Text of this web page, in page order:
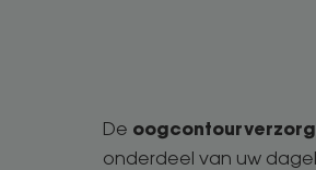
De
onderdeel van uw